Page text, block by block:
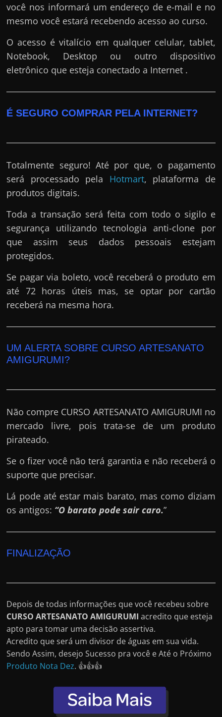
você nos informará um endereço de e-mail e no
mesmo você estará recebendo acesso ao curso.
O acesso é vitalício em qualquer celular, tablet,
Notebook, Desktop ou outro dispositivo
eletrônico que esteja conectado a Internet .
É SEGURO COMPRAR PELA INTERNET?
Totalmente seguro! Até por que, o pagamento
será processado pela Hotmart, plataforma de
produtos digitais.
Toda a transação será feita com todo o sigilo e
segurança utilizando tecnologia anti-clone por
que assim seus dados pessoais estejam
protegidos.
Se pagar via boleto, você receberá o produto em
até 72 horas úteis mas, se optar por cartão
receberá na mesma hora.
UM ALERTA SOBRE CURSO ARTESANATO
AMIGURUMI?
Não compre CURSO ARTESANATO AMIGURUMI no
mercado livre, pois trata-se de um produto
pirateado.
Se o fizer você não terá garantia e não receberá o
suporte que precisar.
Lá pode até estar mais barato, mas como diziam
os antigos: “O barato pode sair caro.”
FINALIZAÇÃO
Depois de todas informações que você recebeu sobre
CURSO ARTESANATO AMIGURUMI acredito que esteja
apto para tomar uma decisão assertiva.
Acredito que será um divisor de águas em sua vida.
Sendo Assim, desejo Sucesso pra você e Até o Próximo
Produto Nota Dez. 👍👍👍